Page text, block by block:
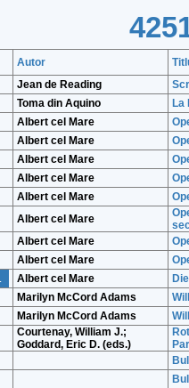
Autor
Jean de Reading
Toma din Aquino La
Albert cel Mare
Albert cel Mare
Albert cel Mare
Albert cel Mare
Albert cel Mare
Albert cel Mare
Albert cel Mare
Albert cel Mare
Albert cel Mare
Marilyn McCord Adams
Marilyn McCord Adams
Courtenay, William J.;
Goddard, Eric D. (eds.)